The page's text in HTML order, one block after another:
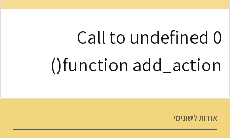
0 Call to undefined
function add_action()
אודות לשונימי